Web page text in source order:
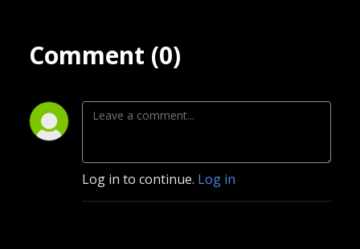
Comment (0)
Log in to continue. Log in